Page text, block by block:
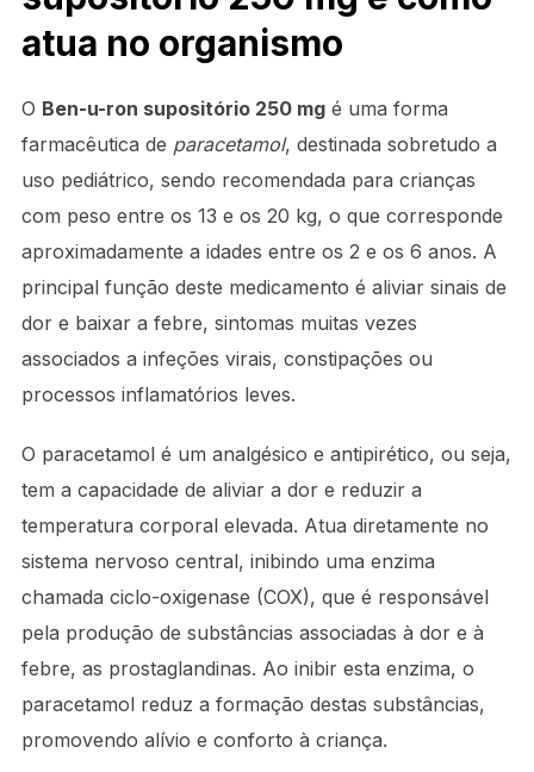
atua no organismo
O Ben-u-ron supositório 250 mgé uma forma
farmacêutica de paracetamol, destinada sobretudo a
uso pediátrico, sendo recomendada para crianças
com peso entre os 13 e os 20 kg, o que corresponde
aproximadamente a idades entre os 2 e os 6 anos. A
principal função deste medicamento é aliviar sinais de
dor e baixar a febre, sintomas muitas vezes
associados a infeções virais, constipações ou
processos inflamatórios leves.
O paracetamol é um analgésico e antipirético, ou seja,
tem a capacidade de aliviar a dor e reduzir a
temperatura corporal elevada. Atua diretamente no
sistema nervoso central, inibindo uma enzima
chamada ciclo-oxigenase (COX), que é responsável
pela produção de substâncias associadas à dor e à
febre, as prostaglandinas. Ao inibir esta enzima, o
paracetamol reduz a formação destas substâncias,
promovendo alívio e conforto à criança.